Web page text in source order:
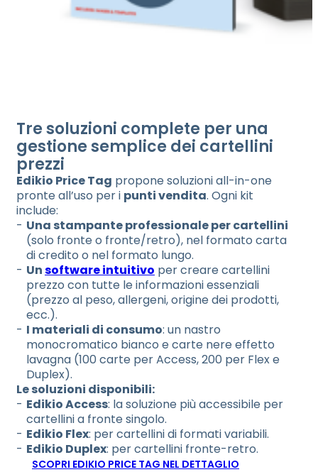
Tre soluzioni complete per una
gestione semplice dei cartellini
prezzi
Edikio Price Tag propone soluzioni all-in-one
pronte all’uso per i punti vendita. Ogni kit
include:
Una stampante professionale per cartellini
(solo fronte o fronte/retro), nel formato carta
di credito o nel formato lungo.
Unsoftware intuitivo per creare cartellini
prezzo con tutte le informazioni essenziali
(prezzo al peso, allergeni, origine dei prodotti,
ecc.).
I materiali di consumo: un nastro
monocromatico bianco e carte nere effetto
lavagna (100 carte per Access, 200 per Flex e
Duplex).
Le soluzioni disponibili:
Edikio Access: la soluzione più accessibile per
cartellini a fronte singolo.
Edikio Flex: per cartellini di formati variabili.
Edikio Duplex: per cartellini fronte-retro.
SCOPRI EDIKIO PRICE TAG NEL DETTAGLIO